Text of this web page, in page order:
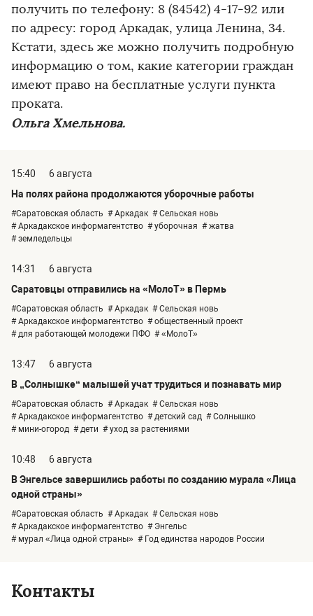
получить по телефону: 8 (84542) 4-17-92 или
по адресу: город Аркадак, улица Ленина, 34.
Кстати, здесь же можно получить подробную
информацию о том, какие категории граждан
имеют право на бесплатные услуги пункта
проката.
Ольга Хмельнова.
15:40
6 августа
На полях района продолжаются уборочные работы
#Саратовская область # Аркадак # Сельская новь
# Аркадакское информагентство # уборочная # жатва
# земледельцы
14:31
6 августа
Саратовцы отправились на «МолоТ» в Пермь
#Саратовская область # Аркадак # Сельская новь
# Аркадакское информагентство # общественный проект
# для работающей молодежи ПФО # «МолоТ»
13:47
6 августа
В „Солнышке“ малышей учат трудиться и познавать мир
#Саратовская область # Аркадак # Сельская новь
# Аркадакское информагентство # детский сад # Солнышко
# мини-огород # дети # уход за растениями
10:48
6 августа
В Энгельсе завершились работы по созданию мурала «Лица
одной страны»
#Саратовская область # Аркадак # Сельская новь
# Аркадакское информагентство # Энгельс
# мурал «Лица одной страны» # Год единства народов России
Контакты